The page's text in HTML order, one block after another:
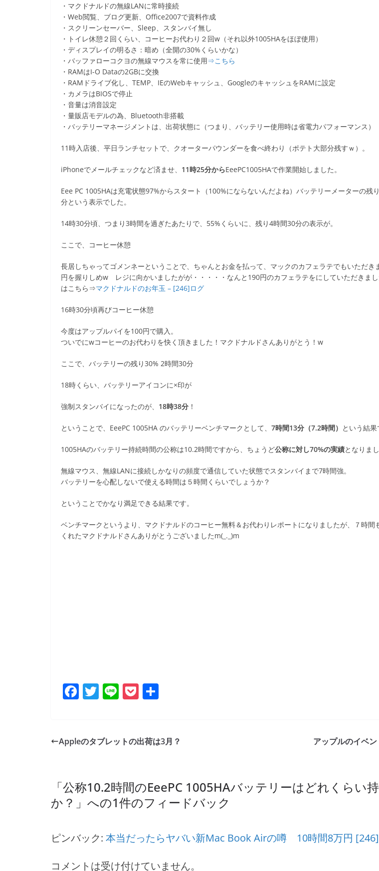
・マクドナルドの無線LANに常時接続
・Web閲覧、ブログ更新、Office2007で資料作成
・スクリーンセーバー、Sleep、スタンバイ無し
・トイレ休憩２回くらい、コーヒーお代わり２回w（それ以外1005HAをほぼ使用）
・ディスプレイの明るさ：暗め（全開の30%くらいかな）
・バッファローコクヨの無線マウスを常に使用⇒こちら
・RAMはI-O Dataの2GBに交換
・RAMドライブ化し、TEMP、IEのWebキャッシュ、GoogleのキャッシュをRAMに設定
・カメラはBIOSで停止
・音量は消音設定
・量販店モデルの為、Bluetooth非搭載
・バッテリーマネージメントは、出荷状態に（つまり、バッテリー使用時は省電力パフォーマンス）
11時入店後、平日ランチセットで、クオーターパウンダーを食べ終わり（ポテト大部分残すｗ）。
iPhoneでメールチェックなど済ませ、 11時25分からEeePC1005HAで作業開始しました。
Eee PC 1005HAは充電状態97%からスタート（100%にならないんだよね）バッテリーメーターの残
分という表示でした。
14時30分頃、つまり3時間を過ぎたあたりで、55%くらいに、残り4時間30分の表示が。
ここで、コーヒー休憩
長居しちゃってゴメンネーということで、ちゃんとお金を払って、マックのカフェラテでもいただき
円を握りしめw レジに向かいましたがが・・・・・なんと190円のカフェラテをにしていただきま
はこちら⇒マクドナルドのお年玉 – [246]ログ
16時30分頃再びコーヒー休憩
今度はアップルパイを100円で購入。
ついでにwコーヒーのお代わりを快く頂きました！マクドナルドさんありがとう！w
ここで、バッテリーの残り30% 2時間30分
18時くらい、バッテリーアイコンに×印が
強制スタンバイになったのが、 18時38分 ！
ということで、EeePC 1005HA のバッテリーベンチマークとして、 7時間13分（7.2時間） という結果
1005HAのバッテリー持続時間の公称は10.2時間ですから、ちょうど公称に対し70%の実績となりまし
無線マウス、無線LANに接続しかなりの頻度で通信していた状態でスタンバイまで7時間強。
バッテリーを心配しないで使える時間は５時間くらいでしょうか？
ということでかなり満足できる結果です。
ベンチマークというより、マクドナルドのコーヒー無料＆お代わりレポートになりましたが、７時間
くれたマクドナルドさんありがとうございましたm(_._)m
F
e
o
k
T
er
Li P
et
Appleのタブレットの出荷は3月？ アップルのイベ
「公称10.2時間のEeePC 1005HAバッテリーはどれくらい
か？ 」への1件のフィードバック
ピンバック: 本当だったらヤバい新Mac Book Airの噂 10時間8万円
コメントは受け付けていません。